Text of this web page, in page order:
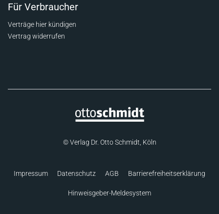
Für Verbraucher
Verträge hier kündigen
Vertrag widerrufen
© Verlag Dr. Otto Schmidt, Köln
Impressum Datenschutz AGB Barrierefreiheitserklärung
Hinweisgeber-Meldesystem